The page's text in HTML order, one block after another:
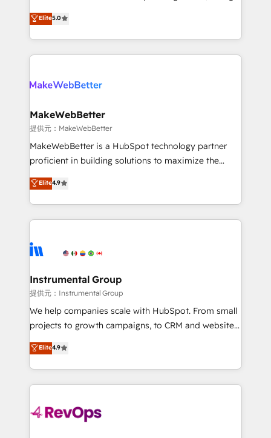
management, systems integration, and creative
solutions that deliver measurable impact and
transform brand experiences As one of the few full-
service creative agencies in the HubSpot
winning design to build scalable, globally
marketing campaigns, & RevOps frameworks that
fuel long-term success We connect the entire
customer lifecycle through seamless integrations,
ensure long-term adoption with change-
and service to drive sustainable growth With 6 key
HubSpot accreditations and experience across
teams has worked with clients just like you Let’s
explore whether S2 is the partner you’ve been
Elite5.0
MakeWebBetter
提供元：MakeWebBetter
MakeWebBetter is a HubSpot technology partner
proficient in building solutions to maximize the
operational efficiency of HubSpot. The fastest-
growing tech-enabler & facilitator, MakeWebBetter,
hands you the blend of HubSpot expertise &
eminent solutions & integrations. Trust us to
Elite Partners with 10+ years of HubSpot experience
Premier Partner 2023 🌟5 HubSpot Accreditations 🌟
Won HubSpot Theme Challenge 2021 🌟INBOUND’19
HubSpot Rising Star Why us? Harnessing the full
potential of the powerful HubSpot CRM. ✔️A team of
HubSpot experience ✔️Flexible pricing models —
Hourly-fee (assigned one Dedicated HubSpot
requirement). ✔️Helped over 25,000+ customers so
far with our HubSpot solutions. ✔️Bespoke apps &
Elite4.9
Instrumental Group
提供元：Instrumental Group
We help companies scale with HubSpot. From small
projects to growth campaigns, to CRM and websites.
Hire an agency that's experienced in every inch of
HubSpot and willing to work hand-in-hand with your
team to simplify the complex and build a better
experience for your team and customers.
Elite4.9